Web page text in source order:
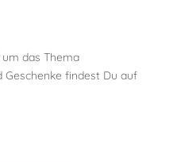
um das Thema
Geschenke findest Du auf